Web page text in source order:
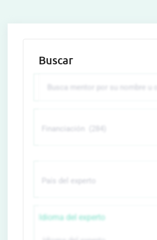
Buscar
Idioma del experto